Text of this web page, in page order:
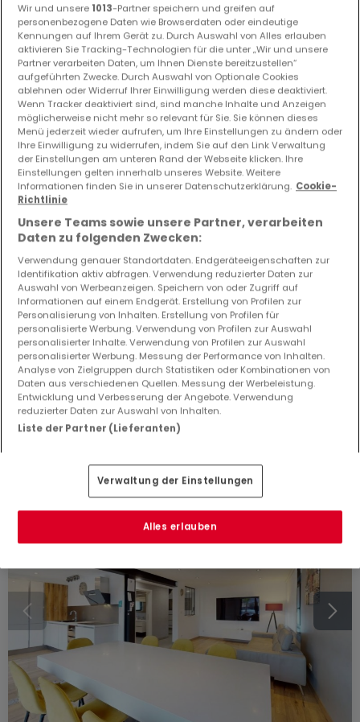
225 m² 8 6 1 4
Reihenhaus 8 Zimmer zum Kauf inThionville(FR)
699.000 €
270 m² 8 6
Wir und unsere 1013-Partner speichern und greifen auf
personenbezogene Daten wie Browserdaten oder eindeutige
Kennungen auf Ihrem Gerät zu. Durch Auswahl von Alles erlauben
aktivieren Sie Tracking-Technologien für die unter „Wir und unsere
Partner verarbeiten Daten, um Ihnen Dienste bereitzustellen“
aufgeführten Zwecke. Durch Auswahl von Optionale Cookies
ablehnen oder Widerruf Ihrer Einwilligung werden diese deaktiviert.
Wenn Tracker deaktiviert sind, sind manche Inhalte und Anzeigen
möglicherweise nicht mehr so relevant für Sie. Sie können dieses
Menü jederzeit wieder aufrufen, um Ihre Einstellungen zu ändern oder
Ihre Einwilligung zu widerrufen, indem Sie auf den Link Verwaltung
der Einstellungen am unteren Rand der Webseite klicken. Ihre
Einstellungen gelten innerhalb unseres Website. Weitere
Informationen finden Sie in unserer Datenschutzerklärung. Cookie-
Richtlinie
Unsere Teams sowie unsere Partner, verarbeiten
Daten zu folgenden Zwecken:
Verwendung genauer Standortdaten. Endgeräteeigenschaften zur
Identifikation aktiv abfragen. Verwendung reduzierter Daten zur
Auswahl von Werbeanzeigen. Speichern von oder Zugriff auf
Informationen auf einem Endgerät. Erstellung von Profilen zur
Personalisierung von Inhalten. Erstellung von Profilen für
personalisierte Werbung. Verwendung von Profilen zur Auswahl
personalisierter Inhalte. Verwendung von Profilen zur Auswahl
personalisierter Werbung. Messung der Performance von Inhalten.
Analyse von Zielgruppen durch Statistiken oder Kombinationen von
Daten aus verschiedenen Quellen. Messung der Werbeleistung.
Entwicklung und Verbesserung der Angebote. Verwendung
reduzierter Daten zur Auswahl von Inhalten.
Liste der Partner (Lieferanten)
Verwaltung der Einstellungen
Alles erlauben